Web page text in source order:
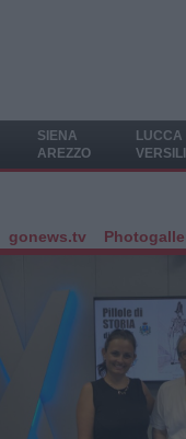
SIENA
AREZZO
LUCCA
gonews.tv